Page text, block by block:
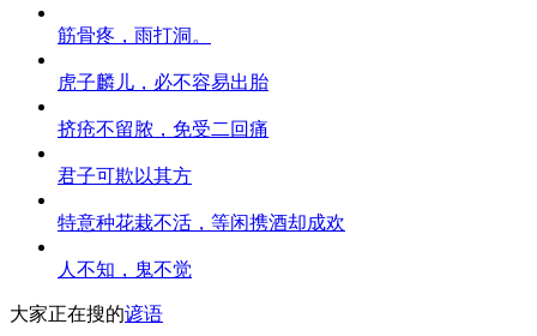
筋骨疼，雨打洞。
虎子麟儿，必不容易出胎
挤疮不留脓，免受二回痛
君子可欺以其方
特意种花栽不活，等闲携酒却成欢
人不知，鬼不觉
大家正在搜的谚语